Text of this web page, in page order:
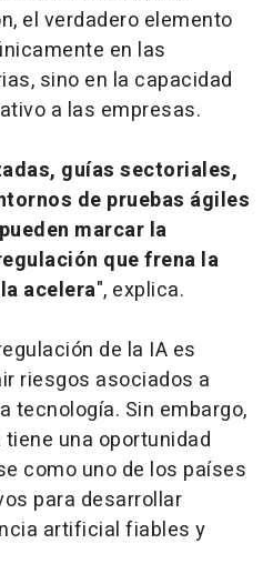
el verdadero elemento
en las
sino en la capacidad
a las empresas.
guías sectoriales,
de pruebas ágiles
marcar la
que frena la
acelera", explica.
de la IA es
riesgos asociados a
tecnología. Sin embargo,
una oportunidad
como uno de los países
para desarrollar
artificial fiables y